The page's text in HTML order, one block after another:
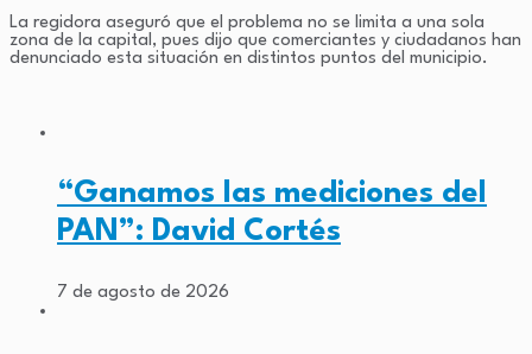
La regidora aseguró que el problema no se limita a una sola
zona de la capital, pues dijo que comerciantes y ciudadanos han
denunciado esta situación en distintos puntos del municipio.
“Ganamos las mediciones del
PAN”: David Cortés
7 de agosto de 2026